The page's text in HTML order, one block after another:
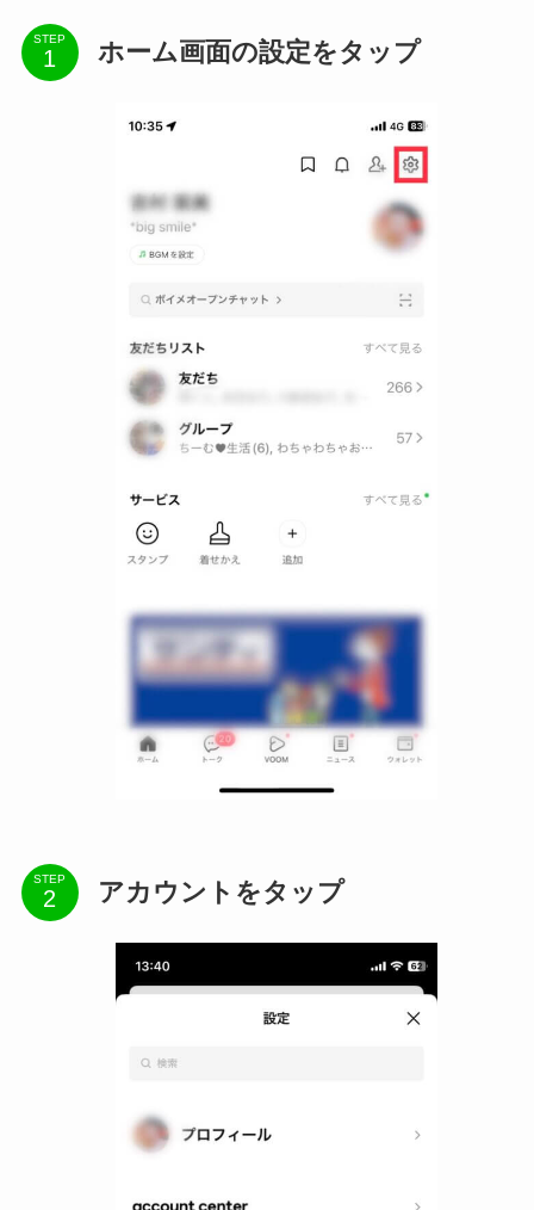
STEP ホーム画面の設定をタップ
STEP アカウントをタップ